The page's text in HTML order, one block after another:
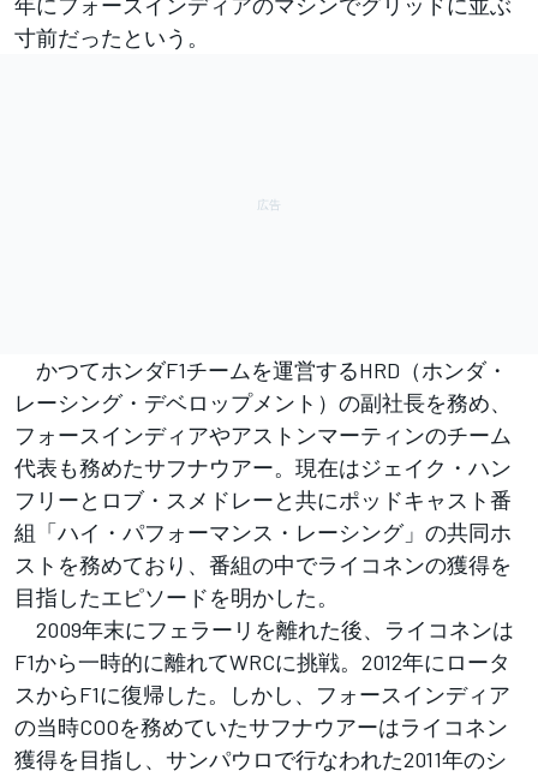
寸前だったという。
かつてホンダF1チームを運営するHRD（ホンダ・
レーシング・デベロップメント）の副社長を務め、
フォースインディアやアストンマーティンのチーム
代表も務めたサフナウアー。現在はジェイク・ハン
フリーとロブ・スメドレーと共にポッドキャスト番
組「ハイ・パフォーマンス・レーシング」の共同ホ
ストを務めており、番組の中でライコネンの獲得を
目指したエピソードを明かした。
2009年末にフェラーリを離れた後、ライコネンは
F1から一時的に離れてWRCに挑戦。2012年にロータ
スからF1に復帰した。しかし、フォースインディア
の当時COOを務めていたサフナウアーはライコネン
獲得を目指し、サンパウロで行なわれた2011年のシ